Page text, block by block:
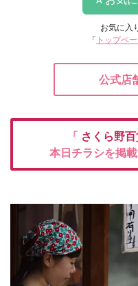
お気に入
「 トップペ
公式店
「 さくら野
本日チラシを掲